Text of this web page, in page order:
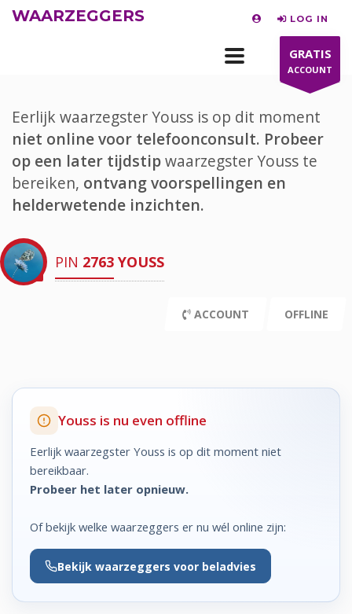
WAARZEGGERS LOG IN
GRATIS
ACCOUNT
Eerlijk waarzegster Youss is op dit moment
niet online voor telefoonconsult. Probeer
op een later tijdstipwaarzegster Youss te
bereiken, ontvang voorspellingen en
helderwetende inzichten.
PIN 2763 YOUSS
ACCOUNT OFFLINE
Youss is nu even offline
Eerlijk waarzegster Youss is op dit moment niet
bereikbaar.
Probeer het later opnieuw.
Of bekijk welke waarzeggers er nu wél online zijn:
Bekijk waarzeggers voor beladvies